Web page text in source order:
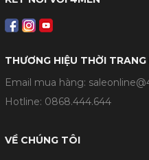
THƯƠNG HIỆU THỜI
Email mua hàng:
Hotline: 0868.444.644
VỀ CHÚNG TÔI